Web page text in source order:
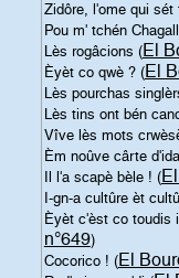
Zidôre, l'ome qui sét
Pou m' tchén
Lès rogâcions (El
Èyèt co qwè ? (El
Lès pourchas
Lès tins ont bén
Vîve lès mots
Èm noûve cârte
Il l'a scapè bèle ! (
I-gn-a cultûre èt
Èyèt c'èst co toudis
n°649)
Cocorico ! (El